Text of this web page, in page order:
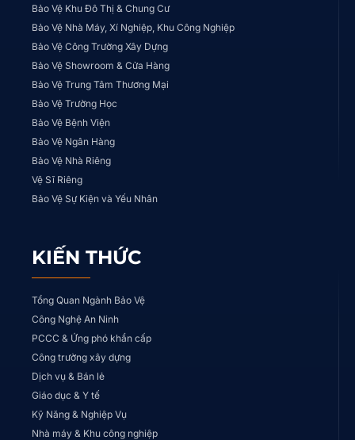
Bảo Vệ Khu Đô Thị & Chung Cư
Bảo Vệ Nhà Máy, Xí Nghiệp, Khu Công Nghiệp
Bảo Vệ Công Trường Xây Dựng
Bảo Vệ Showroom & Cửa Hàng
Bảo Vệ Trung Tâm Thương Mại
Bảo Vệ Trường Học
Bảo Vệ Bệnh Viện
Bảo Vệ Ngân Hàng
Bảo Vệ Nhà Riêng
Vệ Sĩ Riêng
Bảo Vệ Sự Kiện và Yếu Nhân
KIẾN THỨC
Tổng Quan Ngành Bảo Vệ
Công Nghệ An Ninh
PCCC & Ứng phó khẩn cấp
Công trường xây dựng
Dịch vụ & Bán lẻ
Giáo dục & Y tế
Kỹ Năng & Nghiệp Vụ
Nhà máy & Khu công nghiệp